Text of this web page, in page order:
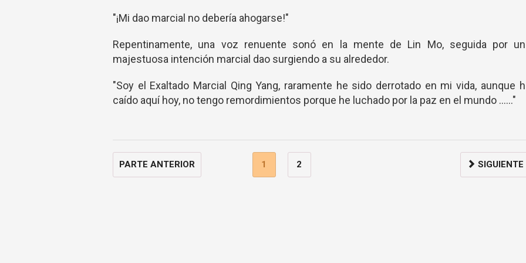
"¡Mi dao marcial no debería ahogarse!"
Repentinamente, una voz renuente sonó en la mente de Lin Mo, seguida por
majestuosa intención marcial dao surgiendo a su alrededor.
"Soy el Exaltado Marcial Qing Yang, raramente he sido derrotado en mi vida, aunque
caído aquí hoy, no tengo remordimientos porque he luchado por la paz en el mundo ......"
PARTE ANTERIOR 1 2 SIGUIENTE